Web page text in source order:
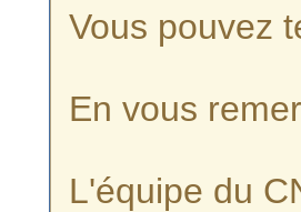
Vous pouvez
En vous
L'équipe du